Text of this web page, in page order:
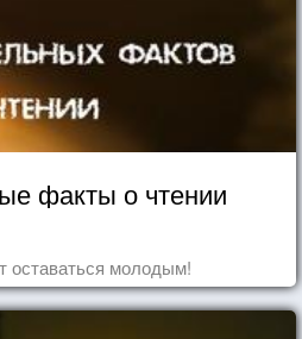
факты о чтении
оставаться молодым!